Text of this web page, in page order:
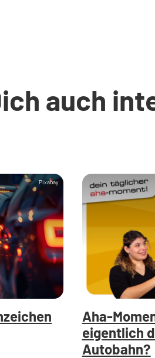
auch
Pixabay
Aha-
eigentlich
Autobahn?